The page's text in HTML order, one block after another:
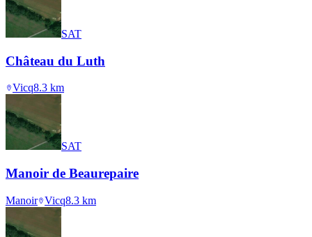
SAT
Château du Luth
Vicq8.3 km
SAT
Manoir de Beaurepaire
Manoir Vicq8.3 km